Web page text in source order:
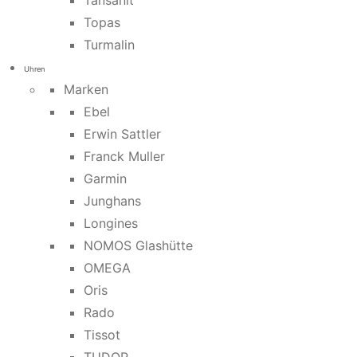
Topas
Turmalin
Uhren
Marken
Ebel
Erwin Sattler
Franck Muller
Garmin
Junghans
Longines
NOMOS Glashütte
OMEGA
Oris
Rado
Tissot